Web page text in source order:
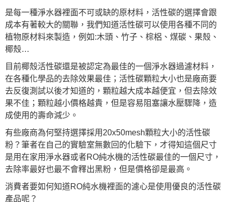
是每一種淨水器裡面不可或缺的原材料，活性碳的選擇會跟
成本有著較大的關聯，我們知道活性碳可以使用各種不同的
植物原材料來製造，例如:木頭、竹子、棕梠、煤碳、果殼、
椰殼…
目前椰殼活性碳還是被認定為最佳的一個淨水器過濾材料，
在各種化學品的去除效果最佳；活性碳顆粒大小也是廠商要
去反復測試以後才知道的，顆粒越大成本越便宜，但去除效
果不佳；顆粒越小價格越貴，但是容易阻塞讓水壓驟降，造
成使用的壽命減少。
有些廠商為何堅持選擇採用20x50mesh顆粒大小的活性碳
粉？筆者在自己的實驗室無數回的化驗下，才得知這個尺寸
是用在家用淨水器或者RO純水機的活性碳最佳的一個尺寸，
去除率最好也最不會釋出黑粉，但是價格卻是最高。
消費者要如何知道RO純水機裡面的濾心是使用優良的活性碳
產品呢？